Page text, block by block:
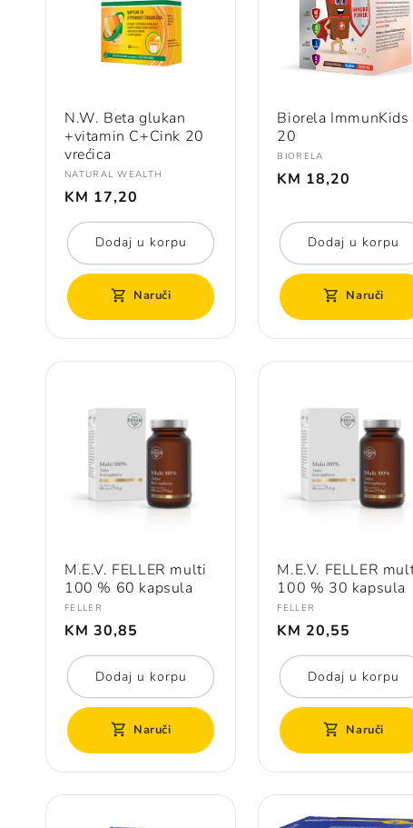
N.W. Beta glukan
+vitamin C+Cink 20
vrećica
Prodavač:
NATURAL WEALTH
Redovna
cijena
KM 17,20
Dodaj u korpu
Naruči
Biorela ImmunKids
20
Prodavač:
BIORELA
Redovna
cijena
KM 18,20
Dodaj u korpu
Naruči
M.E.V. FELLER multi
100 % 60 kapsula
Prodavač:
FELLER
Redovna
cijena
KM 30,85
Dodaj u korpu
Naruči
M.E.V. FELLER
100 % 30 kapsula
Prodavač:
FELLER
Redovna
cijena
KM 20,55
Dodaj u korpu
Naruči